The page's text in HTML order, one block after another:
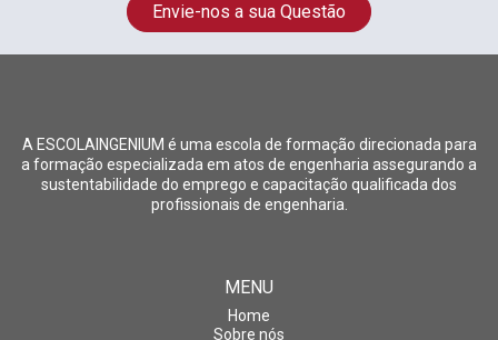
Envie-nos a sua Questão
A ESCOLAINGENIUM é uma escola de formação direcionada para
a formação especializada em atos de engenharia assegurando a
sustentabilidade do emprego e capacitação qualificada dos
profissionais de engenharia.
MENU
Home
Sobre nós